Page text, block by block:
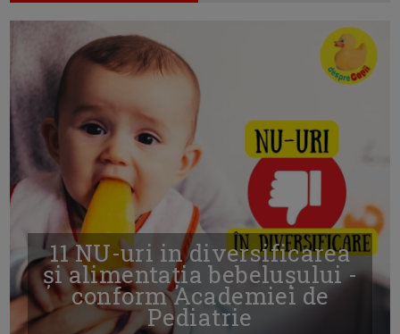
11 NU-uri in diversificarea
și alimentația bebelușului -
conform Academiei de
Pediatrie